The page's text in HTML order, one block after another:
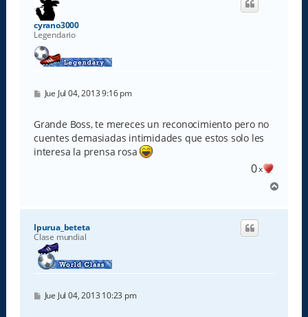
cyrano3000
Legendario
M
s
a
j
e
Jue Jul 04, 2013 9:16 pm
Grande Boss, te mereces un reconocimiento pero no
cuentes demasiadas intimidades que estos solo les
interesa la prensa rosa
0x
r
Ipurua_beteta
Clase mundial
M
Jue Jul 04, 2013 10:23 pm